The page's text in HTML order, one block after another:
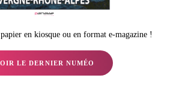
en kiosque ou en format e-magazine !
LE DERNIER NUMÉO